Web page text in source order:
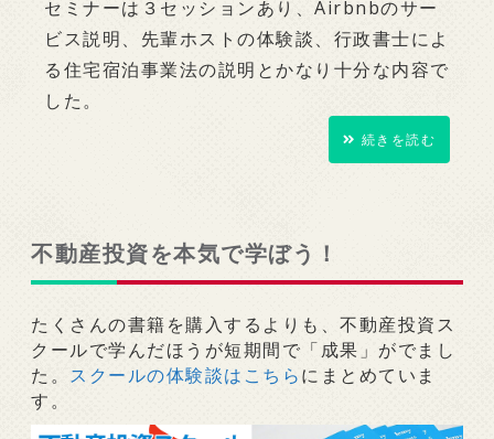
セミナーは３セッションあり、Airbnbのサー
ビス説明、先輩ホストの体験談、行政書士によ
る住宅宿泊事業法の説明とかなり十分な内容で
した。
続きを読む
不動産投資を本気で学ぼう！
たくさんの書籍を購入するよりも、不動産投資ス
クールで学んだほうが短期間で「成果」がでまし
た。 スクールの体験談はこちらにまとめていま
す。